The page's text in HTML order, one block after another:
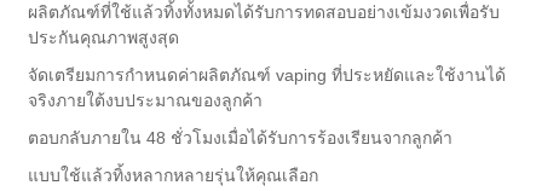
ผลิตภัณฑ์ที่ใช้แล้วทิ้งทั้งหมดได้รับการทดสอบอย่างเข้มงวดเพื่อรับ
ประกันคุณภาพสูงสุด
จัดเตรียมการกำหนดค่าผลิตภัณฑ์ vaping ที่ประหยัดและใช้งานได้
จริงภายใต้งบประมาณของลูกค้า
ตอบกลับภายใน 48 ชั่วโมงเมื่อได้รับการร้องเรียนจากลูกค้า
แบบใช้แล้วทิ้งหลากหลายรุ่นให้คุณเลือก